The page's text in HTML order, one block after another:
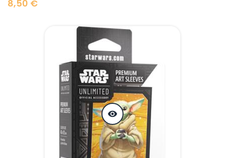
8,50 €
Prix
visibility